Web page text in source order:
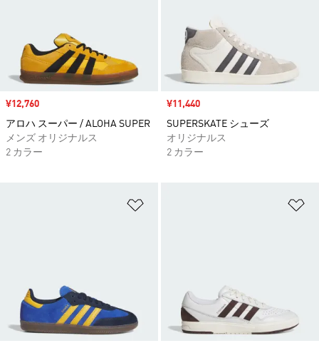
セール価格
¥12,760
アロハ スーパー / ALOHA SUPER
メンズ オリジナルス
2 カラー
セール価格
¥11,440
SUPERSKATE シューズ
オリジナルス
2 カラー